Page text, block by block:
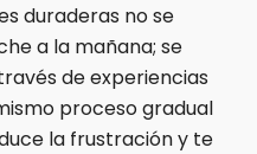
duraderas no se
a la mañana; se
de experiencias
proceso gradual
la frustración y te